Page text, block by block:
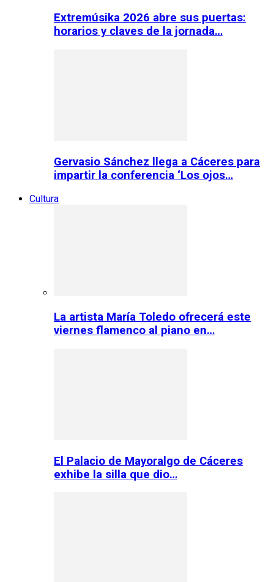
Extremúsika 2026 abre sus puertas:
horarios y claves de la jornada…
Gervasio Sánchez llega a Cáceres para
impartir la conferencia ‘Los ojos…
Cultura
La artista María Toledo ofrecerá este
viernes flamenco al piano en…
El Palacio de Mayoralgo de Cáceres
exhibe la silla que dio…